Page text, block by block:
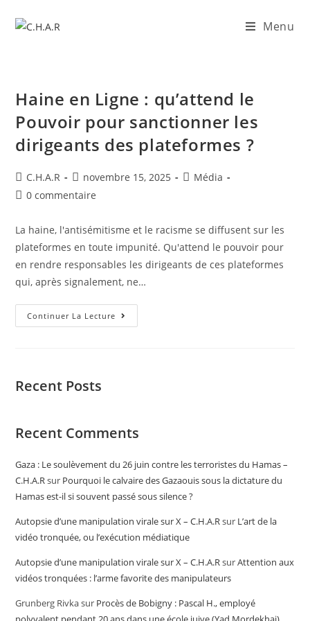
Menu
Haine en Ligne : qu’attend le
Pouvoir pour sanctionner les
dirigeants des plateformes ?
C.H.A.R novembre 15, 2025
Média
0 commentaire
La haine, l'antisémitisme et le racisme se diffusent sur les
plateformes en toute impunité. Qu'attend le pouvoir pour
en rendre responsables les dirigeants de ces plateformes
qui, après signalement, ne…
Continuer La Lecture
Recent Posts
Recent Comments
Gaza : Le soulèvement du 26 juin contre les terroristes du Hamas –
C.H.A.Rsur Pourquoi le calvaire des Gazaouis sous la dictature du
Hamas est-il si souvent passé sous silence ?
Autopsie d’une manipulation virale sur X – C.H.A.Rsur L’art de la
vidéo tronquée, ou l’exécution médiatique
Autopsie d’une manipulation virale sur X – C.H.A.RsurAttention aux
vidéos tronquées : l’arme favorite des manipulateurs
Grunberg Rivkasur Procès de Bobigny : Pascal H., employé